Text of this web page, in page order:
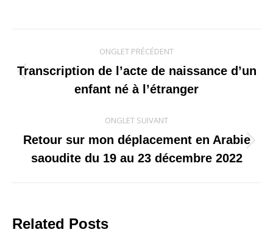
de
commentaire
ONGLET PRÉCÉDENT
Onglet
précédent
Transcription de l’acte de naissance d’un
enfant né à l’étranger
ONGLET SUIVANT
Onglet
suivant
Retour sur mon déplacement en Arabie
saoudite du 19 au 23 décembre 2022
Related Posts